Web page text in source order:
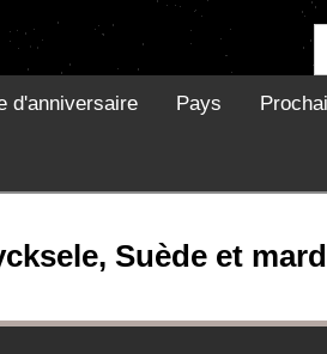
d'anniversaire Pays
Suède et